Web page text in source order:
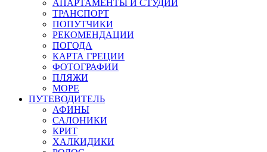
АПАРТАМЕНТЫ И СТУДИИ
ТРАНСПОРТ
ПОПУТЧИКИ
РЕКОМЕНДАЦИИ
ПОГОДА
КАРТА ГРЕЦИИ
ФОТОГРАФИИ
ПЛЯЖИ
МОРЕ
ПУТЕВОДИТЕЛЬ
АФИНЫ
САЛОНИКИ
КРИТ
ХАЛКИДИКИ